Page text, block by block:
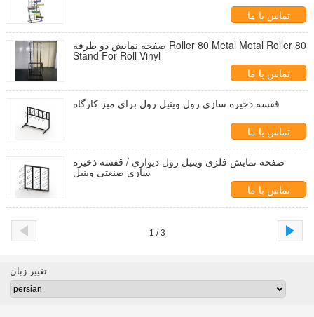
تماس با ما
صفحه نمایش دو طرفه Roller 80 Metal Metal Roller 80
Stand For Roll Vinyl
تماس با ما
قفسه ذخیره سازی رول وینیل رول برای میز کارگاه
تماس با ما
صفحه نمایش فلزی وینیل رول دیواری / قفسه ذخیره
سازی صنعتی وینیل
تماس با ما
1 / 3
تغییر زبان